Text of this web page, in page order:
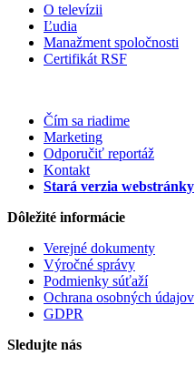
O televízii
Ľudia
Manažment spoločnosti
Certifikát RSF
Čím sa riadime
Marketing
Odporučiť reportáž
Kontakt
Stará verzia webstránky
Dôležité informácie
Verejné dokumenty
Výročné správy
Podmienky súťaží
Ochrana osobných údajov
GDPR
Sledujte nás